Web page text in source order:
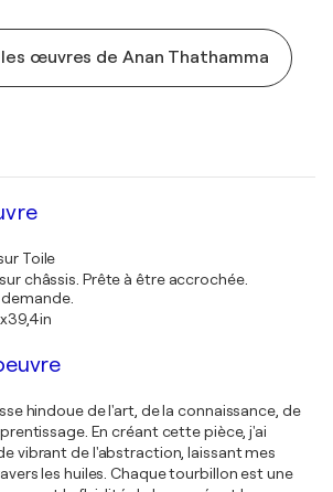
œuvres de Anan Thathamma
Toile
châssis. Prête à être accrochée.
hindoue de l'art, de la connaissance, de
En créant cette pièce, j'ai
vibrant de l'abstraction, laissant mes
les huiles. Chaque tourbillon est une